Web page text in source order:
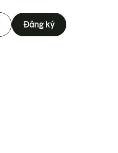
Đăng ký